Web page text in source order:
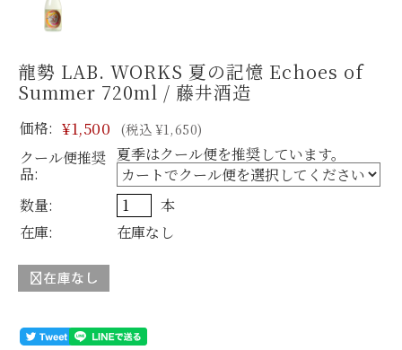
龍勢 LAB. WORKS 夏の記憶 Echoes of
Summer 720ml / 藤井酒造
価格: ¥1,500 (税込 ¥1,650)
クール便推奨
品:
夏季はクール便を推奨しています。
数量:
本
在庫:
在庫なし